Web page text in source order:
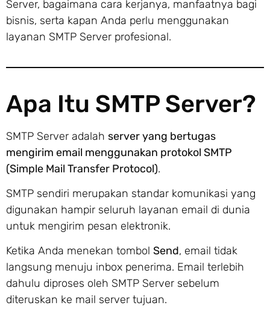
Server, bagaimana cara kerjanya, manfaatnya bagi
bisnis, serta kapan Anda perlu menggunakan
layanan SMTP Server profesional.
Apa Itu SMTP Server?
SMTP Server adalah server yang bertugas
mengirim email menggunakan protokol SMTP
(Simple Mail Transfer Protocol).
SMTP sendiri merupakan standar komunikasi yang
digunakan hampir seluruh layanan email di dunia
untuk mengirim pesan elektronik.
Ketika Anda menekan tombol Send, email tidak
langsung menuju inbox penerima. Email terlebih
dahulu diproses oleh SMTP Server sebelum
diteruskan ke mail server tujuan.